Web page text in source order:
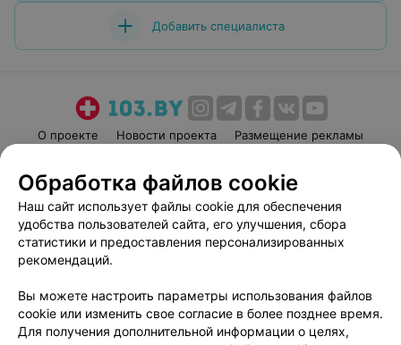
Добавить специалиста
О проекте Новости проекта
Размещение рекламы
Пользовательское соглашение
Способы оплаты
Вакансии
Партнеры
Написать руководителю 103.by
Обработка персональных данных
Обработка файлов cookie
Наш сайт использует файлы cookie для обеспечения
удобства пользователей сайта, его улучшения, сбора
статистики и предоставления персонализированных
рекомендаций.
Вы можете настроить параметры использования файлов
cookie или изменить свое согласие в более позднее время.
Для получения дополнительной информации о целях,